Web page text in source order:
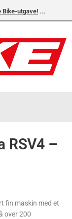
Bike-utgave!
RSV4 –
fin maskin med et
over 200